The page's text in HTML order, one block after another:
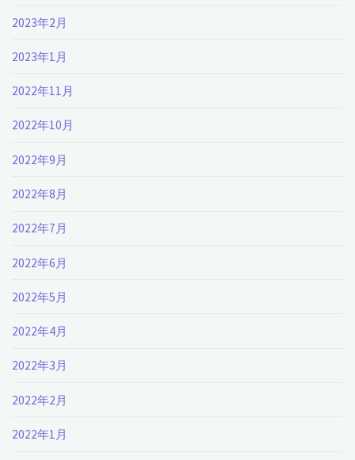
2023年2月
2023年1月
2022年11月
2022年10月
2022年9月
2022年8月
2022年7月
2022年6月
2022年5月
2022年4月
2022年3月
2022年2月
2022年1月